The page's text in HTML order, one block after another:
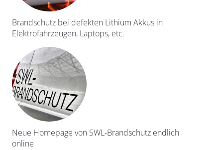
Brandschutz bei defekten Lithium Akkus in
Elektrofahrzeugen, Laptops, etc.
Neue Homepage von SWL-Brandschutz endlich
online